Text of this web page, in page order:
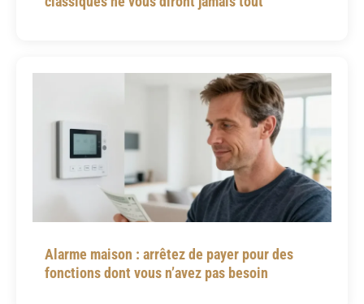
Alarme maison : arrêtez de payer pour des
fonctions dont vous n’avez pas besoin